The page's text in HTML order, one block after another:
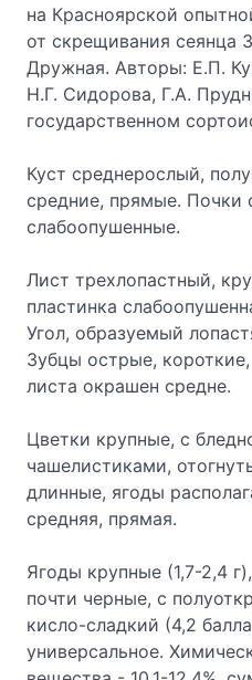
на Красноярской
от скрещивания сеянца
Дружная. Авторы: Е.П.
Н.Г. Сидорова, Г.А.
государственном
Куст среднерослый,
средние, прямые. Почки
слабоопушенные.
Лист трехлопастный,
пластинка
Угол, образуемый
Зубцы острые,
листа окрашен средне.
Цветки крупные, с
чашелистиками,
длинные, ягоды
средняя, прямая.
Ягоды крупные (1,7-2,4
почти черные, с
кисло-сладкий (4,2
универсальное.